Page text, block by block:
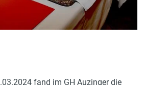
fand im GH Auzinger die